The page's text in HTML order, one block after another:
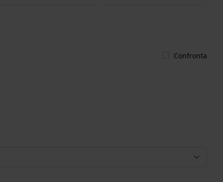
Confronta